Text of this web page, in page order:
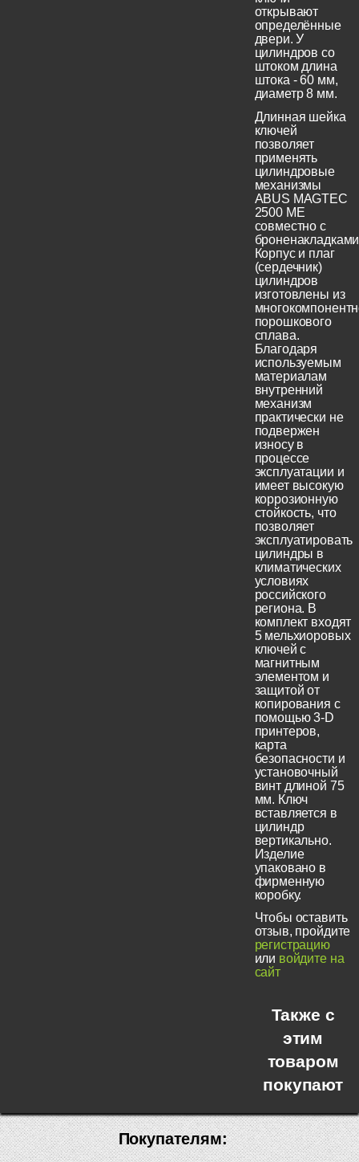
открывают
определённые
двери. У
цилиндров со
штоком длина
штока - 60 мм,
диаметр 8 мм.
Длинная шейка
ключей
позволяет
применять
цилиндровые
механизмы
ABUS MAGTEC
2500 ME
совместно с
Корпус и плаг
(сердечник)
цилиндров
изготовлены из
порошкового
сплава.
Благодаря
используемым
материалам
внутренний
механизм
практически не
подвержен
износу в
процессе
эксплуатации и
имеет высокую
коррозионную
стойкость, что
позволяет
эксплуатировать
цилиндры в
климатических
условиях
российского
региона. В
комплект входят
5 мельхиоровых
ключей с
магнитным
элементом и
защитой от
копирования с
помощью 3-D
принтеров,
карта
безопасности и
установочный
винт длиной 75
мм. Ключ
вставляется в
цилиндр
вертикально.
Изделие
упаковано в
фирменную
коробку.
Чтобы оставить
отзыв, пройдите
регистрацию
или войдите на
сайт
Также с
этим
товаром
покупают
Покупателям: